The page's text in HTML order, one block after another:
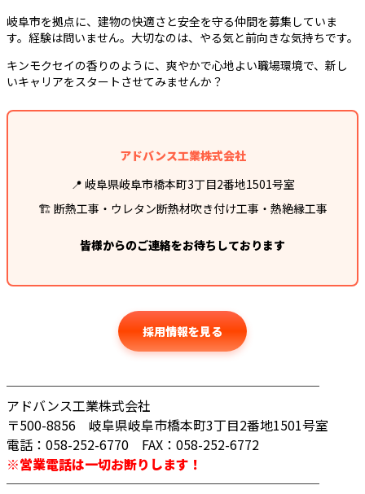
岐阜市を拠点に、建物の快適さと安全を守る仲間を募集していま
す。経験は問いません。大切なのは、やる気と前向きな気持ちです。
キンモクセイの香りのように、爽やかで心地よい職場環境で、新し
いキャリアをスタートさせてみませんか？
アドバンス工業株式会社
📍 岐阜県岐阜市橋本町3丁目2番地1501号室
🏗️ 断熱工事・ウレタン断熱材吹き付け工事・熱絶縁工事
皆様からのご連絡をお待ちしております
採用情報を見る
────────────────────────
アドバンス工業株式会社
〒500-8856 岐阜県岐阜市橋本町3丁目2番地1501号室
電話：058-252-6770 FAX：058-252-6772
※営業電話は一切お断りします！
────────────────────────